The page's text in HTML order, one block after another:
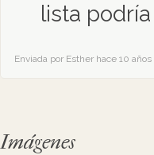
lista
Enviada por Esther hace 10 años
Imágenes